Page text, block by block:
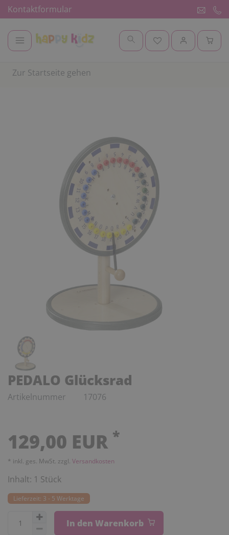
Kontaktformular
Zur Startseite gehen
PEDALO Glücksrad
Artikelnummer 17076
129,00 EUR *
* inkl. ges. MwSt. zzgl. Versandkosten
Inhalt: 1 Stück
Lieferzeit: 3 - 5 Werktage
In den Warenkorb